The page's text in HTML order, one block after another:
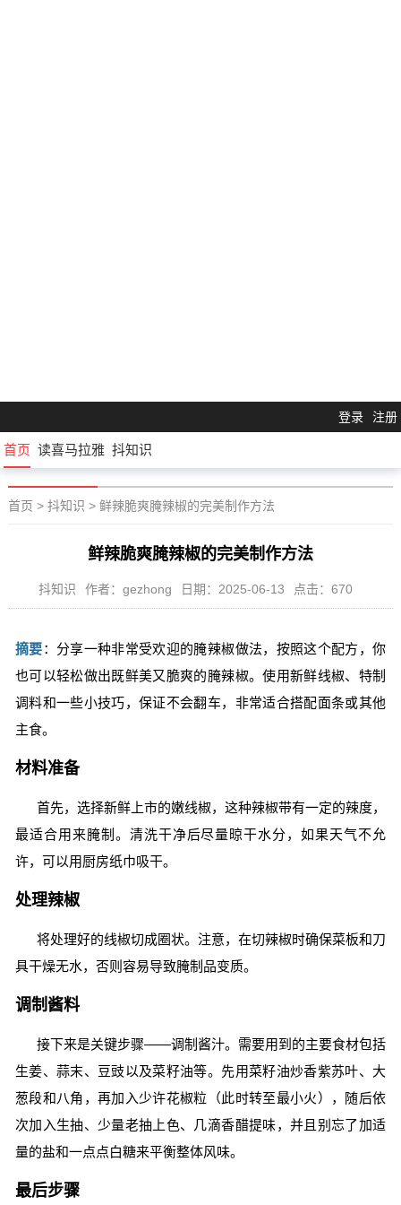
登录 注册
首页 读喜马拉雅 抖知识
首页 > 抖知识 > 鲜辣脆爽腌辣椒的完美制作方法
鲜辣脆爽腌辣椒的完美制作方法
抖知识 作者：gezhong 日期：2025-06-13 点击：670
摘要：分享一种非常受欢迎的腌辣椒做法，按照这个配方，你
也可以轻松做出既鲜美又脆爽的腌辣椒。使用新鲜线椒、特制
调料和一些小技巧，保证不会翻车，非常适合搭配面条或其他
主食。
材料准备
首先，选择新鲜上市的嫩线椒，这种辣椒带有一定的辣度，
最适合用来腌制。清洗干净后尽量晾干水分，如果天气不允
许，可以用厨房纸巾吸干。
处理辣椒
将处理好的线椒切成圈状。注意，在切辣椒时确保菜板和刀
具干燥无水，否则容易导致腌制品变质。
调制酱料
接下来是关键步骤——调制酱汁。需要用到的主要食材包括
生姜、蒜末、豆豉以及菜籽油等。先用菜籽油炒香紫苏叶、大
葱段和八角，再加入少许花椒粒（此时转至最小火），随后依
次加入生抽、少量老抽上色、几滴香醋提味，并且别忘了加适
量的盐和一点点白糖来平衡整体风味。
最后步骤